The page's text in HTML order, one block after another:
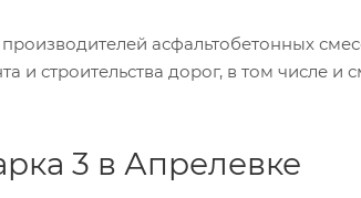
асфальтобетонных
строительства дорог, в том числе и
3 в Апрелевке